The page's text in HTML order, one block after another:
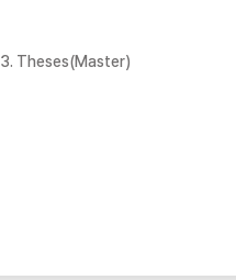
3. Theses(Master)